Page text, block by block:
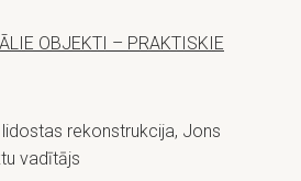
OBJEKTI – PRAKTISKIE
rekonstrukcija, Jons
vadītājs